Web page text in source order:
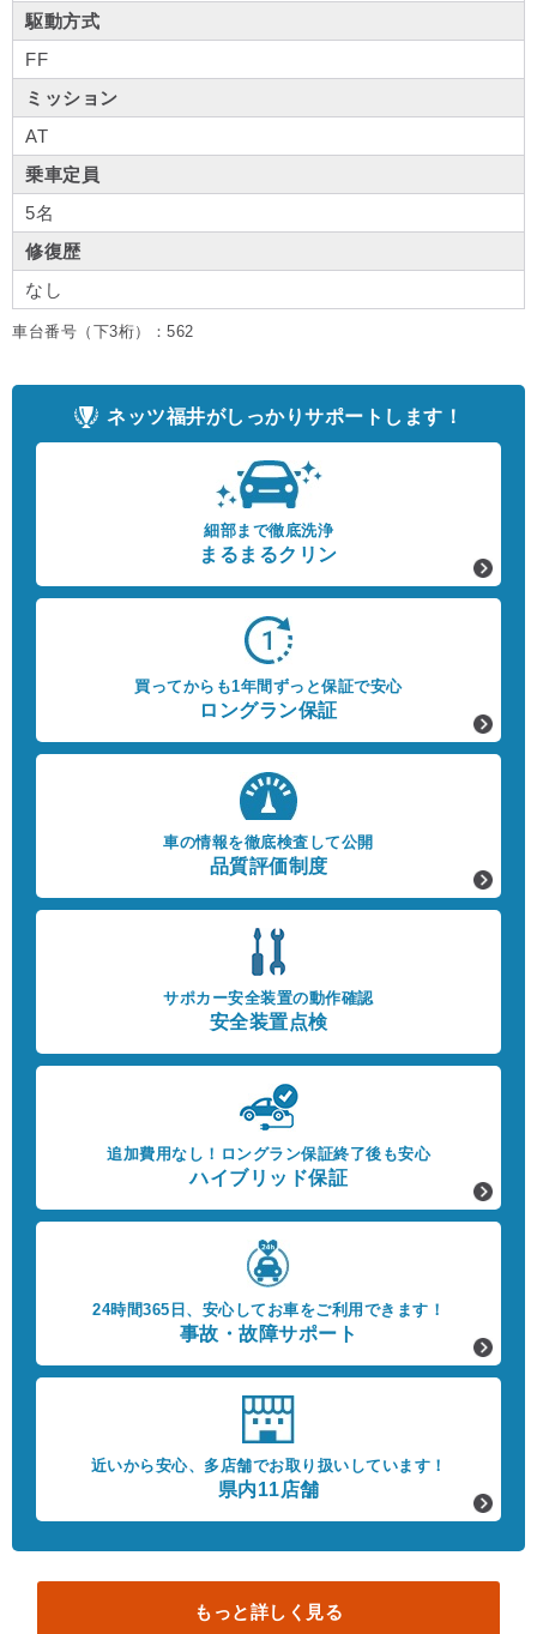
駆動方式
FF
ミッション
AT
乗車定員
5名
修復歴
なし
車台番号（下3桁）：562
ネッツ福井がしっかりサポートします！
細部まで徹底洗浄
まるまるクリン
買ってからも1年間ずっと保証で安心
ロングラン保証
車の情報を徹底検査して公開
品質評価制度
サポカー安全装置の動作確認
安全装置点検
追加費用なし！ ロングラン保証終了後も安心
ハイブリッド保証
24時間365日、 安心してお車をご利用できます！
事故・故障サポート
近いから安心、 多店舗でお取り扱いしています！
県内11店舗
もっと詳しく見る